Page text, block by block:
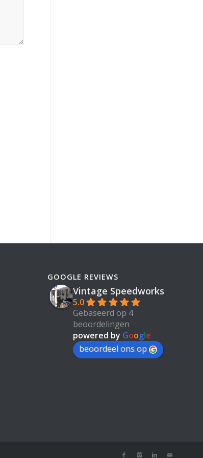
GOOGLE REVIEWS
Vintage Speedworks
5.0
Gebaseerd op 4
beoordelingen
powered by Google
beoordeel ons op